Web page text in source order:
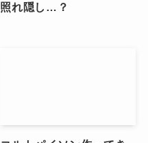
照れ隠し…？